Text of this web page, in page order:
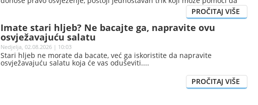
rashladite spavaću sobu za svega nekoliko minuta – i to bez dodatnih
Imate stari hljeb? Ne bacajte ga, napravite ovu
osvježavajuću salatu
Nedjelja, 02.08.2026 | 10:03
Stari hljeb ne morate da bacate, već ga iskoristite da napravite
osvježavajuću salatu koja će vas oduševiti.